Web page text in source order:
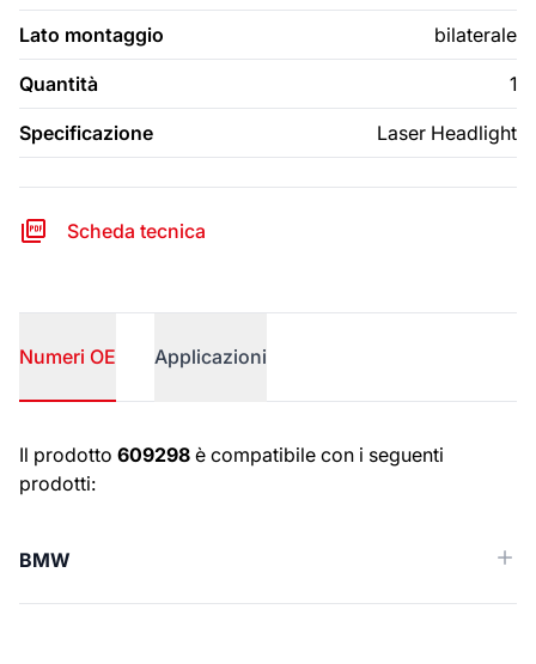
Lato montaggio bilaterale
Quantità 1
Specificazione Laser Headlight
Scheda tecnica
Numeri OE Applicazioni
Numeri OE
Il prodotto 609298 è compatibile con i seguenti
prodotti:
BMW